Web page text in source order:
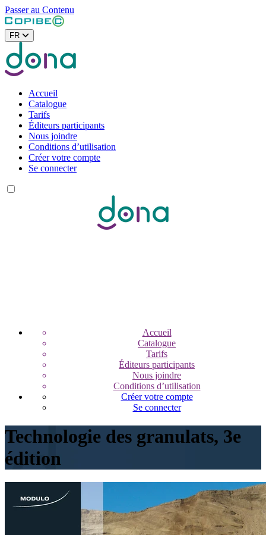
Passer au Contenu
FR
Accueil
Catalogue
Tarifs
Éditeurs participants
Nous joindre
Conditions d’utilisation
Créer votre compte
Se connecter
Accueil
Catalogue
Tarifs
Éditeurs participants
Nous joindre
Conditions d’utilisation
Créer votre compte
Se connecter
Technologie des granulats, 3e
édition